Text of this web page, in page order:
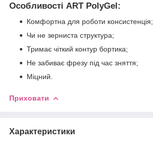
Особливості ART PolyGel:
Комфортна для роботи консистенція;
Чи не зерниста структура;
Тримає чіткий контур бортика;
Не забиває фрезу під час зняття;
Міцний.
Приховати
Характеристики